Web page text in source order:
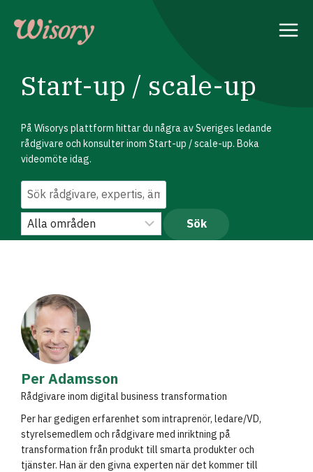
content
Start-up / scale-up
På Wisorys plattform hittar du några av Sveriges ledande
rådgivare och konsulter inom Start-up / scale-up. Boka
videomöte idag.
Per Adamsson
Rådgivare inom digital business transformation
Per har gedigen erfarenhet som intraprenör, ledare/VD,
styrelsemedlem och rådgivare med inriktning på
transformation från produkt till smarta produkter och
tjänster. Han är den givna experten när det kommer till